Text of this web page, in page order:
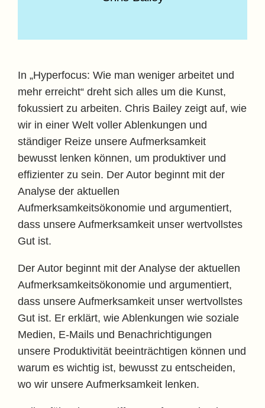
In „Hyperfocus: Wie man weniger arbeitet und
mehr erreicht“ dreht sich alles um die Kunst,
fokussiert zu arbeiten. Chris Bailey zeigt auf, wie
wir in einer Welt voller Ablenkungen und
ständiger Reize unsere Aufmerksamkeit
bewusst lenken können, um produktiver und
effizienter zu sein. Der Autor beginnt mit der
Analyse der aktuellen
Aufmerksamkeitsökonomie und argumentiert,
dass unsere Aufmerksamkeit unser wertvollstes
Gut ist.
Der Autor beginnt mit der Analyse der aktuellen
Aufmerksamkeitsökonomie und argumentiert,
dass unsere Aufmerksamkeit unser wertvollstes
Gut ist. Er erklärt, wie Ablenkungen wie soziale
Medien, E-Mails und Benachrichtigungen
unsere Produktivität beeinträchtigen können und
warum es wichtig ist, bewusst zu entscheiden,
wo wir unsere Aufmerksamkeit lenken.